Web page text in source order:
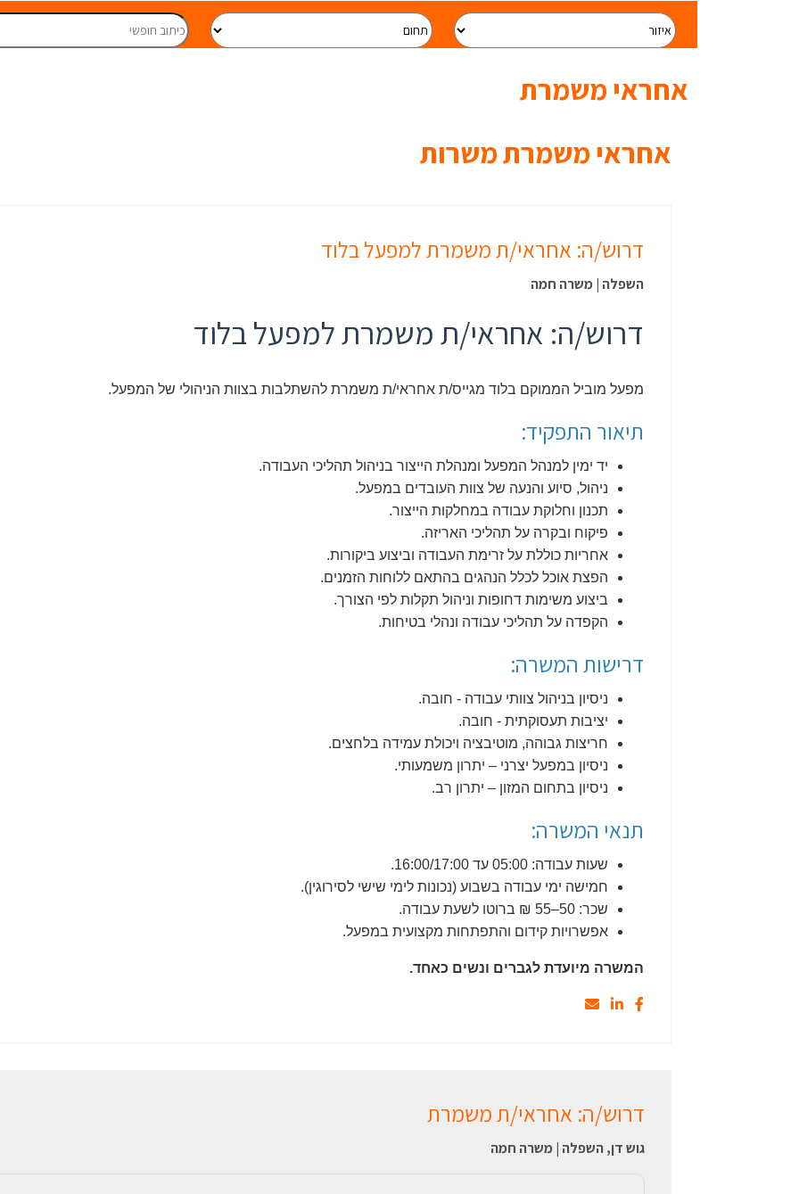
אחראי משמרת
אחראי משמרת משרות
דרוש/ה: אחראי/ת משמרת למפעל בלוד
השפלה | משרה חמה
דרוש/ה: אחראי/ת משמרת למפעל בלוד
מפעל מוביל הממוקם בלוד מגייס/ת אחראי/ת משמרת להשתלבות בצוות הניהולי של המפעל.
תיאור התפקיד:
יד ימין למנהל המפעל ומנהלת הייצור בניהול תהליכי העבודה.
ניהול, סיוע והנעה של צוות העובדים במפעל.
תכנון וחלוקת עבודה במחלקות הייצור.
פיקוח ובקרה על תהליכי האריזה.
אחריות כוללת על זרימת העבודה וביצוע ביקורות.
הפצת אוכל לכלל הנהגים בהתאם ללוחות הזמנים.
ביצוע משימות דחופות וניהול תקלות לפי הצורך.
הקפדה על תהליכי עבודה ונהלי בטיחות.
דרישות המשרה:
ניסיון בניהול צוותי עבודה - חובה.
יציבות תעסוקתית - חובה.
חריצות גבוהה, מוטיבציה ויכולת עמידה בלחצים.
ניסיון במפעל יצרני – יתרון משמעותי.
ניסיון בתחום המזון – יתרון רב.
תנאי המשרה:
שעות עבודה: 05:00 עד 16:00/17:00.
חמישה ימי עבודה בשבוע (נכונות לימי שישי לסירוגין).
שכר: 50–55 ₪ ברוטו לשעת עבודה.
אפשרויות קידום והתפתחות מקצועית במפעל.
המשרה מיועדת לגברים ונשים כאחד.
דרוש/ה: אחראי/ת משמרת
גוש דן, השפלה | משרה חמה